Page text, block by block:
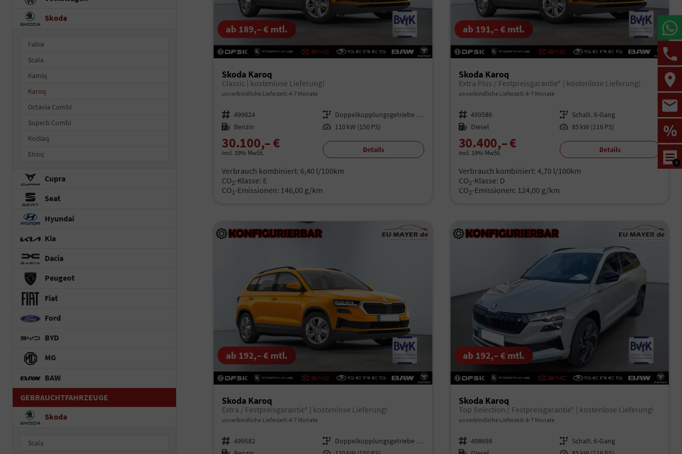
ab 189,– € mtl.
Skoda Karoq
Classic | kostenlose Lieferung!
unverbindliche Lieferzeit: 4-7 Monate
Fahrzeugnr. 499624 Getriebe
Doppelkupplungsgetriebe (DSG)
Kraftstoff Benzin Leistung 110 kW (150 PS)
30.100,– €
incl. 19% MwSt. Details
Verbrauch kombiniert: 6,40 l/100km
CO2-Klasse: E
CO2-Emissionen: 146,00 g/km
ab 191,– € mtl.
Skoda Karoq
Extra Plus / Festpreisgarantie* | kostenlose Lieferung!
unverbindliche Lieferzeit: 4-7 Monate
Fahrzeugnr. 499586 Getriebe Schalt. 6-Gang
Kraftstoff Diesel Leistung 85 kW (116 PS)
30.400,– €
incl. 19% MwSt. Details
Verbrauch kombiniert: 4,70 l/100km
CO2-Klasse: D
CO2-Emissionen: 124,00 g/km
ab 192,– € mtl.
Skoda Karoq
Extra / Festpreisgarantie* | kostenlose Lieferung!
unverbindliche Lieferzeit: 4-7 Monate
Fahrzeugnr. 499582 Getriebe
Doppelkupplungsgetriebe (DSG)
ab 192,– € mtl.
Skoda Karoq
Top Selection / Festpreisgarantie* | kostenlose Lieferung!
unverbindliche Lieferzeit: 4-7 Monate
Fahrzeugnr. 498698 Getriebe Schalt. 6-Gang
Skoda
Fabia
Scala
Kamiq
Karoq
Octavia Combi
Superb Combi
Kodiaq
Elroq
Cupra
Seat
Hyundai
Kia
Dacia
Peugeot
Fiat
Ford
BYD
MG
BAW
GEBRAUCHTFAHRZEUGE
Skoda
Scala
%
0